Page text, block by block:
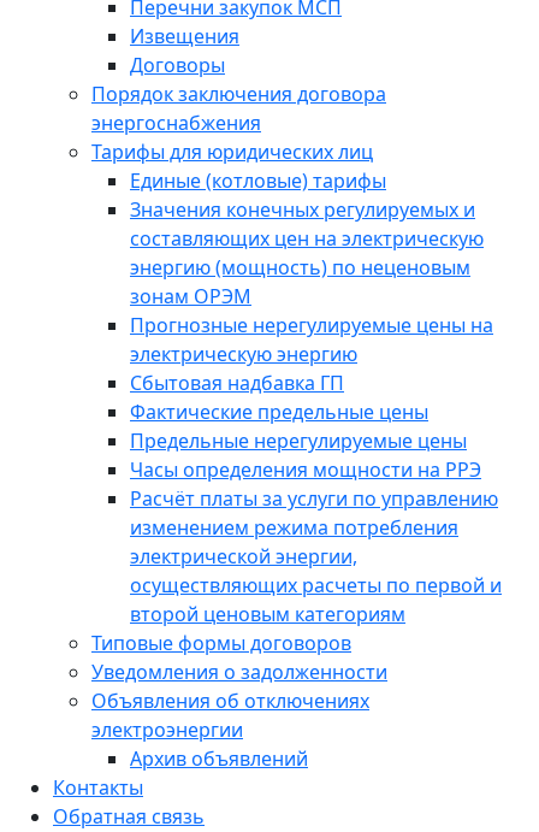
Перечни закупок МСП
Извещения
Договоры
Порядок заключения договора
энергоснабжения
Тарифы для юридических лиц
Единые (котловые) тарифы
Значения конечных регулируемых и
составляющих цен на электрическую
энергию (мощность) по неценовым
зонам ОРЭМ
Прогнозные нерегулируемые цены на
электрическую энергию
Сбытовая надбавка ГП
Фактические предельные цены
Предельные нерегулируемые цены
Часы определения мощности на РРЭ
Расчёт платы за услуги по управлению
изменением режима потребления
электрической энергии,
осуществляющих расчеты по первой и
второй ценовым категориям
Типовые формы договоров
Уведомления о задолженности
Объявления об отключениях
электроэнергии
Архив объявлений
Контакты
Обратная связь